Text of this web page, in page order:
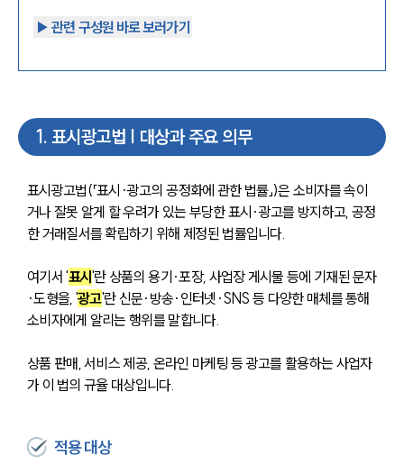
▶︎ 관련 구성원 바로 보러가기
1. 표시광고법 | 대상과 주요 의무
표시광고법(「표시·광고의 공정화에 관한 법률」)은 소비자를 속이
거나 잘못 알게 할 우려가 있는 부당한 표시·광고를 방지하고, 공정
한 거래질서를 확립하기 위해 제정된 법률입니다.
여기서 '표시'란 상품의 용기·포장, 사업장 게시물 등에 기재된 문자
·도형을, '광고'란 신문·방송·인터넷·SNS 등 다양한 매체를 통해
소비자에게 알리는 행위를 말합니다.
상품 판매, 서비스 제공, 온라인 마케팅 등 광고를 활용하는 사업자
가 이 법의 규율 대상입니다.
적용 대상